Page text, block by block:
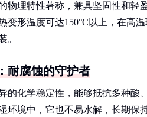
物理特性著称，兼具坚固性和轻
变形温度可达150°C以上，在高
。
耐腐蚀的守护者
的化学稳定性，能够抵抗多种酸
环境中，它也不易水解，长期保